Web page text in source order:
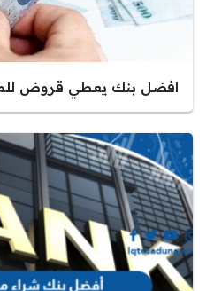
افضل بنك يعطي قروض